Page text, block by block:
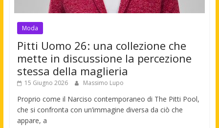
Moda
Pitti Uomo 26: una collezione che
mette in discussione la percezione
stessa della maglieria
15 Giugno 2026 Massimo Lupo
Proprio come il Narciso contemporaneo di The Pitti Pool,
che si confronta con un’immagine diversa da ciò che
appare, a